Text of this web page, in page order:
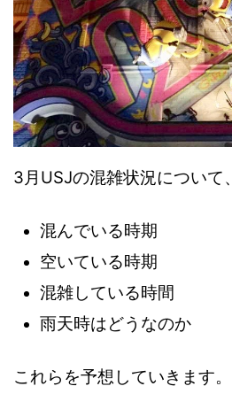
3月USJの混雑状況について、
混んでいる時期
空いている時期
混雑している時間
雨天時はどうなのか
これらを予想していきます。